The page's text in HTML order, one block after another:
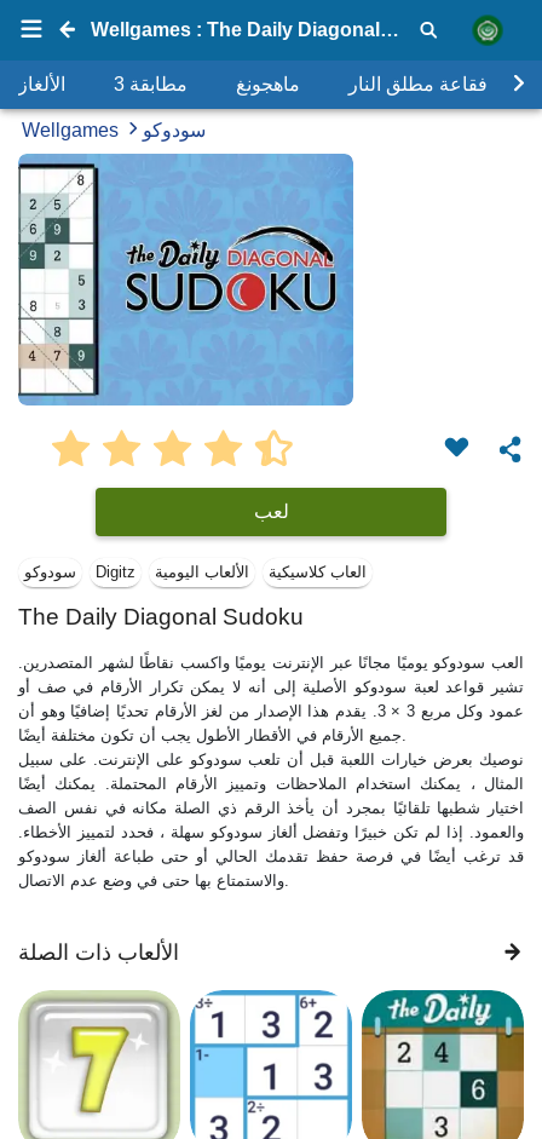
Wellgames : The Daily Diagonal Sudoku
الألغاز مطابقة 3 ماهجونغ فقاعة مطلق النار
Wellgames سودوكو
لعب
سودوكو Digitz الألعاب اليومية العاب كلاسيكية
The Daily Diagonal Sudoku
العب سودوكو يوميًا مجانًا عبر الإنترنت يوميًا واكسب نقاطًا لشهر المتصدرين.
تشير قواعد لعبة سودوكو الأصلية إلى أنه لا يمكن تكرار الأرقام في صف أو
عمود وكل مربع 3 × 3. يقدم هذا الإصدار من لغز الأرقام تحديًا إضافيًا وهو أن
نوصيك بعرض خيارات اللعبة قبل أن تلعب سودوكو على الإنترنت. على سبيل
المثال ، يمكنك استخدام الملاحظات وتمييز الأرقام المحتملة. يمكنك أيضًا
اختيار شطبها تلقائيًا بمجرد أن يأخذ الرقم ذي الصلة مكانه في نفس الصف
والعمود. إذا لم تكن خبيرًا وتفضل ألغاز سودوكو سهلة ، فحدد لتمييز الأخطاء.
قد ترغب أيضًا في فرصة حفظ تقدمك الحالي أو حتى طباعة ألغاز سودوكو
الألعاب ذات الصلة